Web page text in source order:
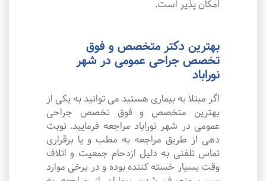
امکان پذیر است.
بهترین دکتر متخصص و فوق
تخصص جراحی عمومی در شهر
نوراباد
اگر مبتلا به بیماری هستید می توانید به یکی از
بهترین متخصص و فوق تخصص جراحی
عمومی در شهر نوراباد مراجعه فرمایید. نوبت
دهی از طریق مراجعه به مطب و یا برقراری
تماس تلفنی به دلیل ازدحام جمعیت و اتلاف
وقت بسیار خسته کننده بوده و در برخی موارد